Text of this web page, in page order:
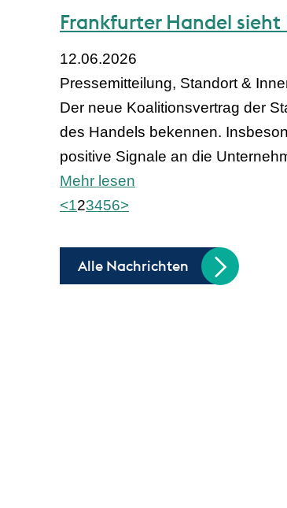
Frankfurter Handel
12.06.2026
Pressemitteilung, Standort &
Der neue Koalitionsvertrag der
des Handels bekennen.
positive Signale an die
Mehr lesen
<123456>
Alle Nachrichten